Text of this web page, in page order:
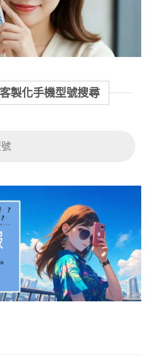
製化手機型號搜尋